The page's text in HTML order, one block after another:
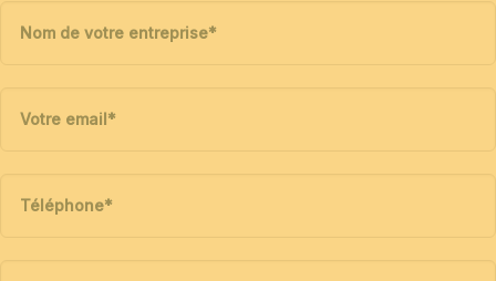
Nom de votre entreprise*
Votre email*
Téléphone*